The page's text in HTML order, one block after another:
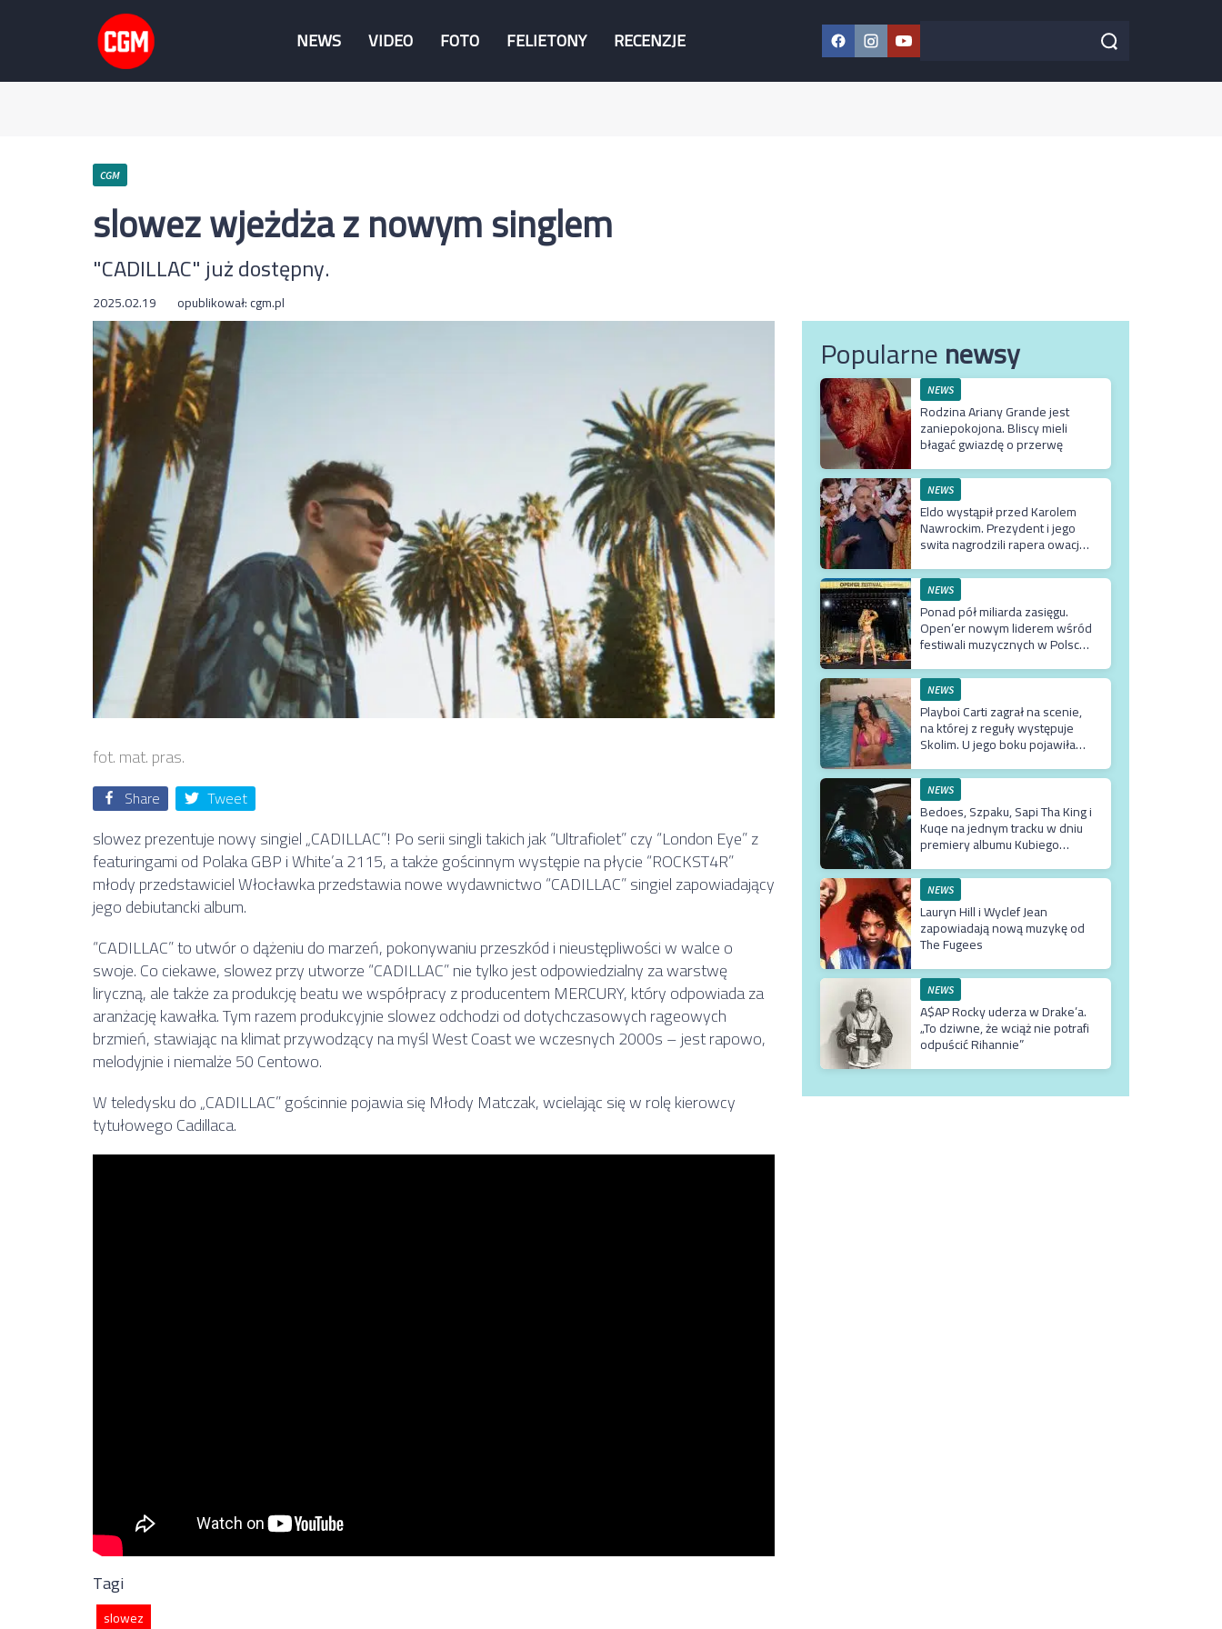
NEWS VIDEO FOTO FELIETONY RECENZJE Facebook
Instagram
YouTube
Szukaj w serwisie Szukaj
CGM
slowez wjeżdża z nowym singlem
"CADILLAC" już dostępny.
2025.02.19 opublikował:cgm.pl
fot. mat. pras.
Share Tweet
slowez prezentuje nowy singiel „CADILLAC”! Po serii singli takich jak “Ultrafiolet” czy “London Eye” z
featuringami od Polaka GBP i White’a 2115, a także gościnnym występie na płycie “ROCKST4R”
młody przedstawiciel Włocławka przedstawia nowe wydawnictwo “CADILLAC” singiel zapowiadający
jego debiutancki album.
“CADILLAC” to utwór o dążeniu do marzeń, pokonywaniu przeszkód i nieustępliwości w walce o
swoje. Co ciekawe, slowez przy utworze “CADILLAC” nie tylko jest odpowiedzialny za warstwę
liryczną, ale także za produkcję beatu we współpracy z producentem MERCURY, który odpowiada za
aranżację kawałka. Tym razem produkcyjnie slowez odchodzi od dotychczasowych rageowych
brzmień, stawiając na klimat przywodzący na myśl West Coast we wczesnych 2000s – jest rapowo,
melodyjnie i niemalże 50 Centowo.
W teledysku do „CADILLAC” gościnnie pojawia się Młody Matczak, wcielając się w rolę kierowcy
tytułowego Cadillaca.
Tagi
slowez
Popularnenewsy
NEWS
Rodzina Ariany Grande jest
zaniepokojona. Bliscy mieli
błagać gwiazdę o przerwę
NEWS
Eldo wystąpił przed Karolem
Nawrockim. Prezydent i jego
swita nagrodzili rapera owacją
NEWS
Ponad pół miliarda zasięgu.
Open’er nowym liderem wśród
festiwali muzycznych w Polsce.
NEWS
Playboi Carti zagrał na scenie,
na której z reguły występuje
Skolim. U jego boku pojawiła
NEWS
Bedoes, Szpaku, Sapi Tha King i
Kuqe na jednym tracku w dniu
premiery albumu Kubiego
NEWS
Lauryn Hill i Wyclef Jean
zapowiadają nową muzykę od
The Fugees
NEWS
A$AP Rocky uderza w Drake’a.
„To dziwne, że wciąż nie potrafi
odpuścić Rihannie”